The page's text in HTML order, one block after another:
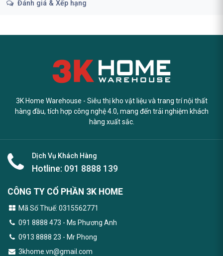
Đánh giá & Xếp hạng
3K Home Warehouse - Siêu thị kho vật liệu và trang trí nội thất
hàng đầu, tích hợp công nghệ 4.0, mang đến trải nghiệm khách
hàng xuất sắc.
Dịch Vụ Khách Hàng
Hotline: 091 8888 139
CÔNG TY CỔ PHẦN 3K HOME
Mã Số Thuế: 0315562771
091 8888 473 - Ms Phương Anh
0913 8888 23 - Mr Phong
3khome.vn@gmail.com